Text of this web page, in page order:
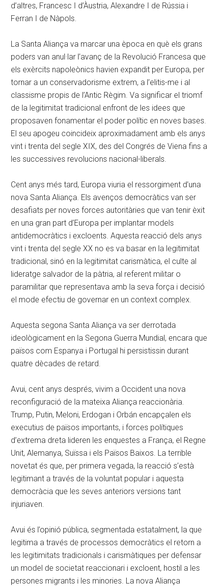
d’altres, Francesc I d’Àustria, Alexandre I de Rússia i
Ferran I de Nàpols.
La Santa Aliança va marcar una època en què els grans
poders van anul·lar l’avanç de la Revolució Francesa que
els exèrcits napoleònics havien expandit per Europa, per
tornar a un conservadorisme extrem, a l’elitis-me i al
classisme propis de l’Antic Règim. Va significar el triomf
de la legitimitat tradicional enfront de les idees que
proposaven fonamentar el poder polític en noves bases.
El seu apogeu coincideix aproximadament amb els anys
vint i trenta del segle XIX, des del Congrés de Viena fins a
les successives revolucions nacional-liberals.
Cent anys més tard, Europa viuria el ressorgiment d’una
nova Santa Aliança. Els avenços democràtics van ser
desafiats per noves forces autoritàries que van tenir èxit
en una gran part d’Europa per implantar models
antidemocràtics i excloents. Aquesta reacció dels anys
vint i trenta del segle XX no es va basar en la legitimitat
tradicional, sinó en la legitimitat carismàtica, el culte al
lideratge salvador de la pàtria, al referent militar o
paramilitar que representava amb la seva força i decisió
el mode efectiu de governar en un context complex.
Aquesta segona Santa Aliança va ser derrotada
ideològicament en la Segona Guerra Mundial, encara que
països com Espanya i Portugal hi persistissin durant
quatre dècades de retard.
Avui, cent anys després, vivim a Occident una nova
reconfiguració de la mateixa Aliança reaccionària.
Trump, Putin, Meloni, Erdogan i Orbán encapçalen els
executius de països importants, i forces polítiques
d’extrema dreta lideren les enquestes a França, el Regne
Unit, Alemanya, Suïssa i els Països Baixos. La terrible
novetat és que, per primera vegada, la reacció s’està
legitimant a través de la voluntat popular i aquesta
democràcia que les seves anteriors versions tant
injuriaven.
Avui és l’opinió pública, segmentada estatalment, la que
legitima a través de processos democràtics el retorn a
les legitimitats tradicionals i carismàtiques per defensar
un model de societat reaccionari i excloent, hostil a les
persones migrants i les minories. La nova Aliança